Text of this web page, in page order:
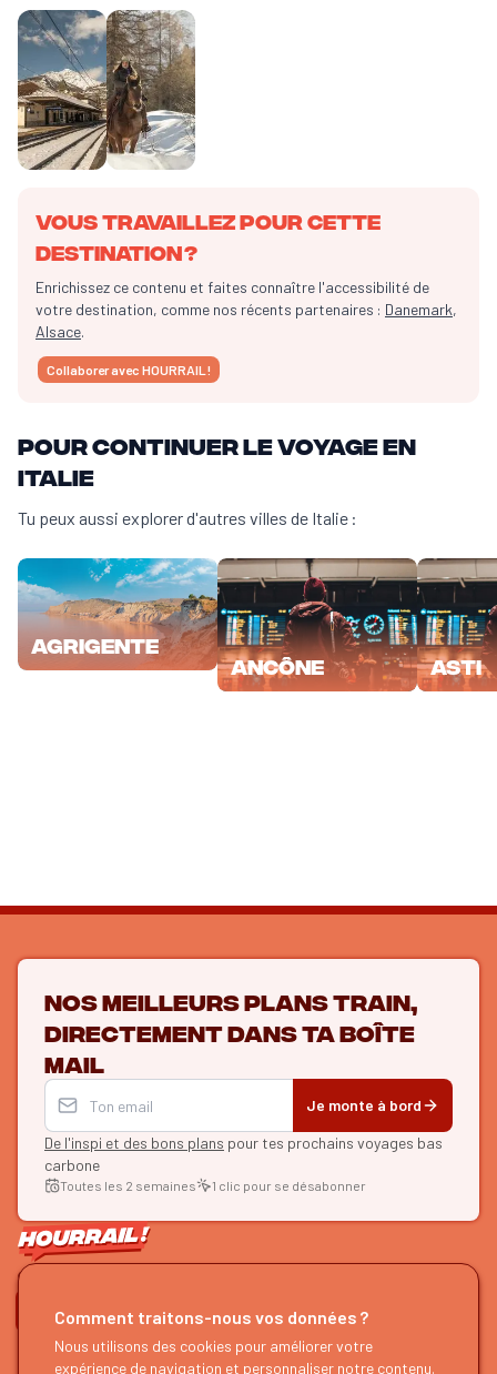
Vous travaillez pour cette
destination ?
Enrichissez ce contenu et faites connaître l'accessibilité de
votre destination, comme nos récents partenaires : Danemark,
Alsace.
Collaborer avec HOURRAIL !
Pour continuer le voyage en
Italie
Tu peux aussi explorer d'autres villes de Italie :
Agrigente
Ancône
Asti
Nos meilleurs plans train,
directement dans ta boîte
mail
Je monte à bord
De l'inspi et des bons plans pour tes prochains voyages bas
carbone
Toutes les 2 semaines 1 clic pour se désabonner
ON SE SUIT ?
HOURRAIL !
EXPLORER
Comment traitons-nous vos données ?
Nous utilisons des cookies pour améliorer votre
expérience de navigation et personnaliser notre contenu.